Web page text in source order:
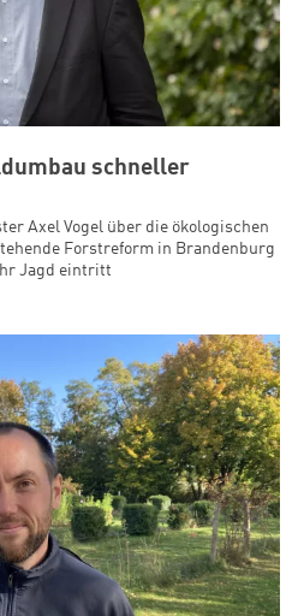
schneller
Axel Vogel über die ökologischen
Forstreform in Brandenburg
Jagd eintritt